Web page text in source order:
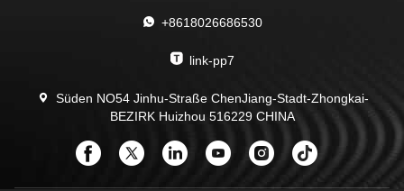
+8618026686530
link-pp7
Süden NO54 Jinhu-Straße ChenJiang-Stadt-Zhongkai-
BEZIRK Huizhou 516229 CHINA